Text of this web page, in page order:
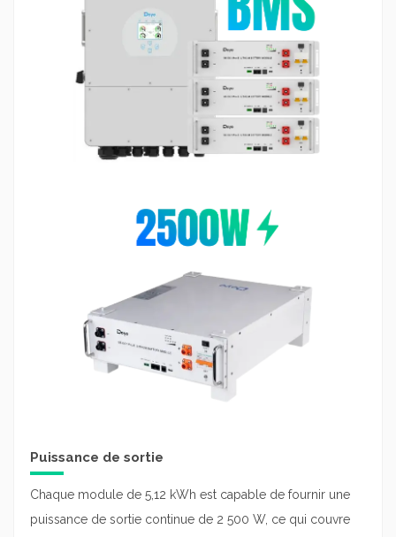
Puissance de sortie
Chaque module de 5,12 kWh est capable de fournir une
puissance de sortie continue de 2 500 W, ce qui couvre